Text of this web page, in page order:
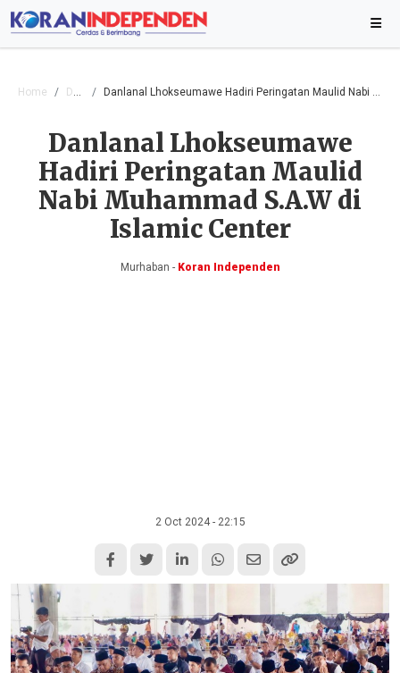
Home Daerah Danlanal Lhokseumawe Hadiri Peringatan Maulid Nabi Muhammad S.A.W di Islamic Center
Danlanal Lhokseumawe
Hadiri Peringatan Maulid
Nabi Muhammad S.A.W di
Islamic Center
Murhaban -Koran Independen
2 Oct 2024 - 22:15